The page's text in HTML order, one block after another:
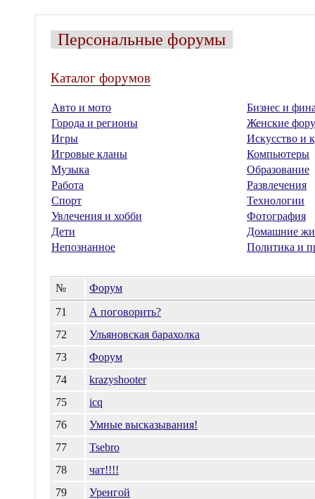
Персональные форумы
Каталог форумов
Авто и мото
Бизнес и
Города и регионы
Женские
Игры
Искусство и
Игровые кланы
Компьютеры
Музыка
Образование
Работа
Развлечения
Спорт
Технологии
Увлечения и хобби
Фотография
Дети
Домашние
Непознанное
Политика и
№
Форум
71
А поговорить?
72
Ульяновская барахолка
73
Форум
74
krazyshooter
75
icq
76
Умные высказывания!
77
Tsebro
78
чат!!!!
79
Уренгой